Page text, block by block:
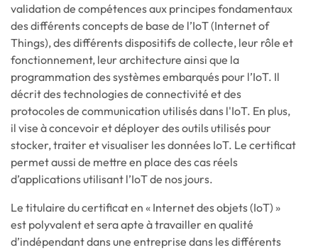
validation de compétences aux principes fondamentaux
des différents concepts de base de l’IoT (Internet of
Things), des différents dispositifs de collecte, leur rôle et
fonctionnement, leur architecture ainsi que la
programmation des systèmes embarqués pour l’IoT. Il
décrit des technologies de connectivité et des
protocoles de communication utilisés dans l'IoT. En plus,
il vise à concevoir et déployer des outils utilisés pour
stocker, traiter et visualiser les données IoT. Le certificat
permet aussi de mettre en place des cas réels
d’applications utilisant l’IoT de nos jours.
Le titulaire du certificat en « Internet des objets (IoT) »
est polyvalent et sera apte à travailler en qualité
d’indépendant dans une entreprise dans les différents